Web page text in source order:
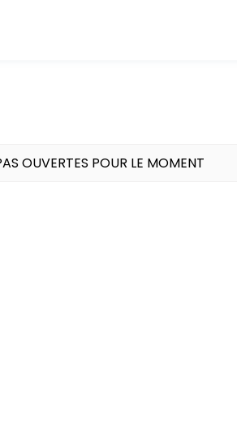
OUVERTES POUR LE MOMENT